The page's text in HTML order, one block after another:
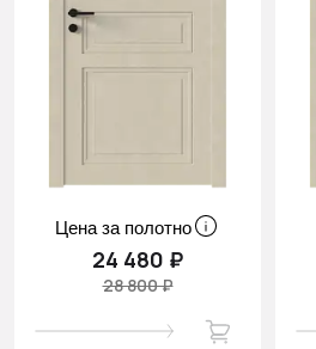
Цена за полотно
24 480 ₽
28 800 ₽